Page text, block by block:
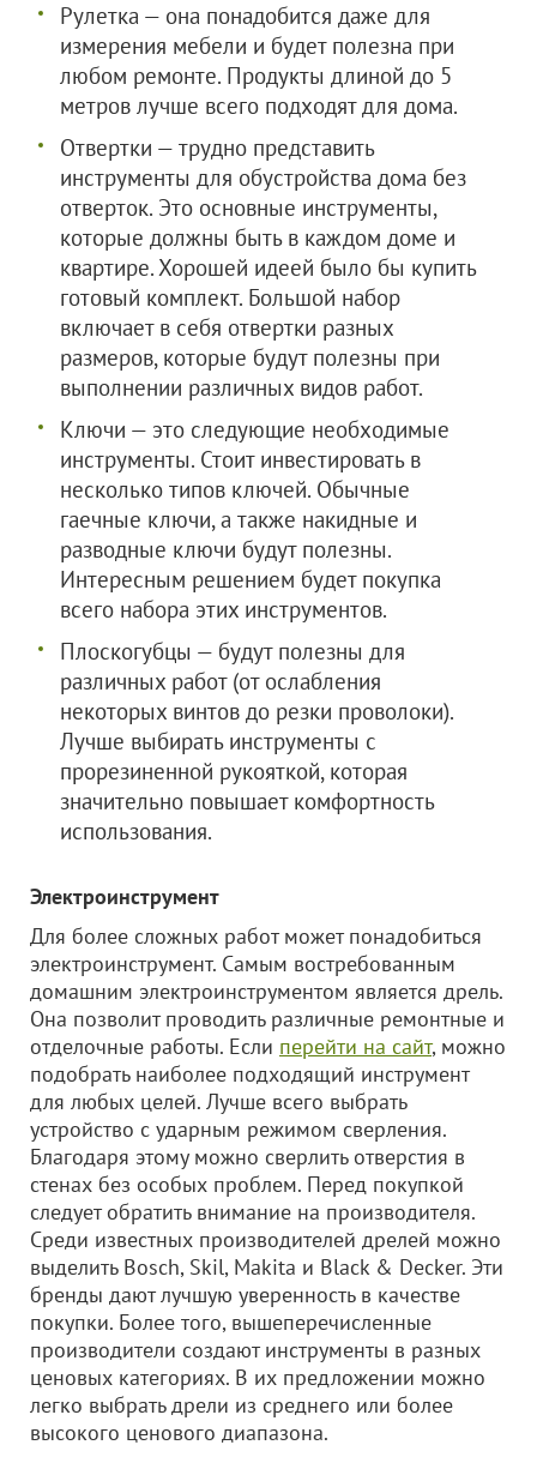
Рулетка — она понадобится даже для
измерения мебели и будет полезна при
любом ремонте. Продукты длиной до 5
метров лучше всего подходят для дома.
Отвертки — трудно представить
инструменты для обустройства дома без
отверток. Это основные инструменты,
которые должны быть в каждом доме и
квартире. Хорошей идеей было бы купить
готовый комплект. Большой набор
включает в себя отвертки разных
размеров, которые будут полезны при
выполнении различных видов работ.
Ключи — это следующие необходимые
инструменты. Стоит инвестировать в
несколько типов ключей. Обычные
гаечные ключи, а также накидные и
разводные ключи будут полезны.
Интересным решением будет покупка
всего набора этих инструментов.
Плоскогубцы — будут полезны для
различных работ (от ослабления
некоторых винтов до резки проволоки).
Лучше выбирать инструменты с
прорезиненной рукояткой, которая
значительно повышает комфортность
использования.
Электроинструмент
Для более сложных работ может понадобиться
электроинструмент. Самым востребованным
домашним электроинструментом является дрель.
Она позволит проводить различные ремонтные и
отделочные работы. Если перейти на сайт, можно
подобрать наиболее подходящий инструмент
для любых целей. Лучше всего выбрать
устройство с ударным режимом сверления.
Благодаря этому можно сверлить отверстия в
стенах без особых проблем. Перед покупкой
следует обратить внимание на производителя.
Среди известных производителей дрелей можно
выделить Bosch, Skil, Makita и Black & Decker. Эти
бренды дают лучшую уверенность в качестве
покупки. Более того, вышеперечисленные
производители создают инструменты в разных
ценовых категориях. В их предложении можно
легко выбрать дрели из среднего или более
высокого ценового диапазона.